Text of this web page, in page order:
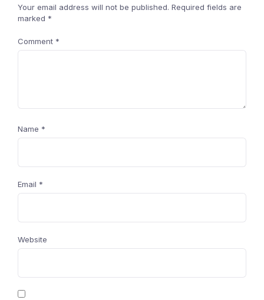
Your email address will not be published. Required fields are
marked *
Comment *
Name *
Email *
Website